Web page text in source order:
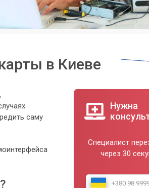
в Киеве
саму
Нужна
Специалист
через 30